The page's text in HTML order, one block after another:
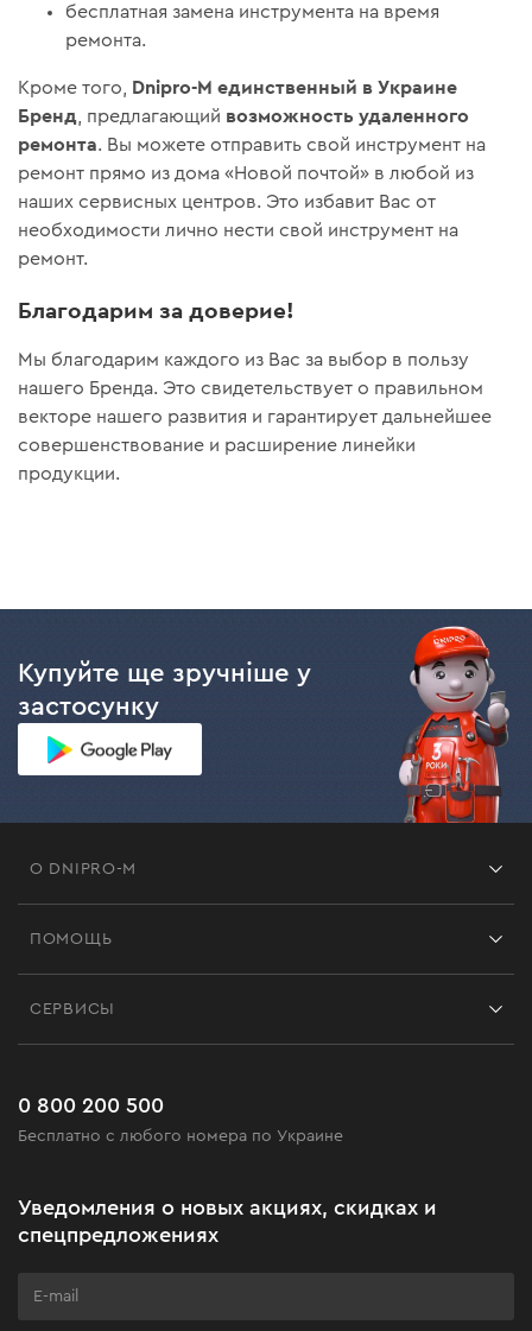
бесплатная замена инструмента на время
ремонта.
Кроме того, Dnipro-M единственный в Украине
Бренд , предлагающий возможность удаленного
ремонта. Вы можете отправить свой инструмент на
ремонт прямо из дома «Новой почтой» в любой из
наших сервисных центров. Это избавит Вас от
необходимости лично нести свой инструмент на
ремонт.
Благодарим за доверие!
Мы благодарим каждого из Вас за выбор в пользу
нашего Бренда. Это свидетельствует о правильном
векторе нашего развития и гарантирует дальнейшее
совершенствование и расширение линейки
продукции.
Купуйте ще зручніше у
застосунку
О DNIPRO-M
Черная пятница
Клуб мастерства
ПОМОЩЬ
Часто задаваемые вопросы
СЕРВИСЫ
0 800 200 500
Бесплатно с любого номера по Украине
Уведомления о новых акциях, скидках и
спецпредложениях